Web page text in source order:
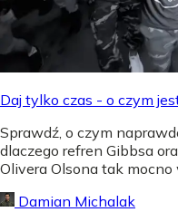
Daj tylko czas - o czym
Sprawdź, o czym
dlaczego refren Gibbsa
Olivera Olsona tak
Damian Michalak